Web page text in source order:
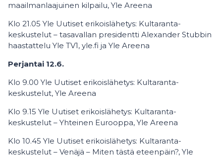
maailmanlaajuinen kilpailu, Yle Areena
Klo 21.05 Yle Uutiset erikoislähetys: Kultaranta-
keskustelut – tasavallan presidentti Alexander Stubbin
haastattelu Yle TV1, yle.fi ja Yle Areena
Perjantai 12.6.
Klo 9.00 Yle Uutiset erikoislähetys: Kultaranta-
keskustelut, Yle Areena
Klo 9.15 Yle Uutiset erikoislähetys: Kultaranta-
keskustelut – Yhteinen Eurooppa, Yle Areena
Klo 10.45 Yle Uutiset erikoislähetys: Kultaranta-
keskustelut – Venäjä – Miten tästä eteenpäin?, Yle